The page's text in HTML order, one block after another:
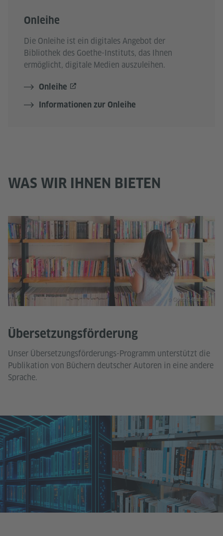
Onleihe
Die Onleihe ist ein digitales Angebot der
Bibliothek des Goethe-Instituts, das Ihnen
ermöglicht, digitale Medien auszuleihen.
Onleihe
Informationen zur Onleihe
WAS WIR IHNEN BIETEN
Übersetzungsförderung
Unser Übersetzungsförderungs-Programm unterstützt die
Publikation von Büchern deutscher Autoren in eine andere
Sprache.
© Goethe-Institut